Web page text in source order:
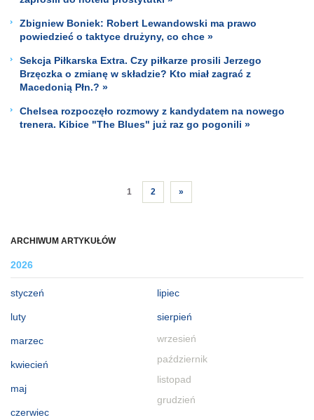
ARCHIWUM ARTYKUŁÓW
2026
styczeń
luty
marzec
kwiecień
maj
czerwiec
lipiec
sierpień
wrzesień
październik
listopad
grudzień
Zbigniew Boniek: Robert Lewandowski ma prawo
powiedzieć o taktyce drużyny, co chce »
Sekcja Piłkarska Extra. Czy piłkarze prosili Jerzego
Brzęczka o zmianę w składzie? Kto miał zagrać z
Macedonią Płn.? »
Chelsea rozpoczęło rozmowy z kandydatem na nowego
trenera. Kibice "The Blues" już raz go pogonili »
1 2 »